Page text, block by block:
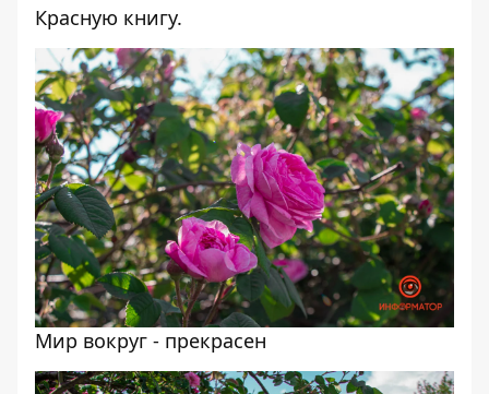
Красную книгу.
Мир вокруг - прекрасен